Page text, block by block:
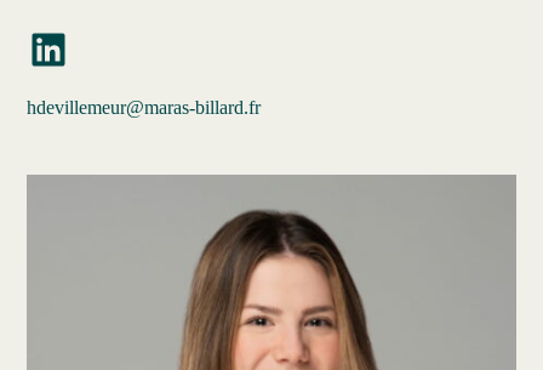
LinkedIn
hdevillemeur@maras-billard.fr